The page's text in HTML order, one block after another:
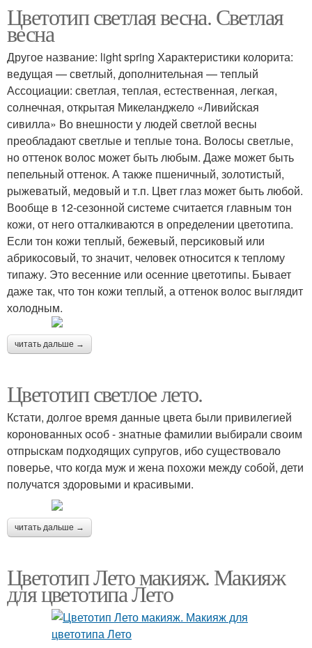
Цветотип светлая весна. Светлая
весна
Другое название: light spring Характеристики колорита:
ведущая — светлый, дополнительная — теплый
Ассоциации: светлая, теплая, естественная, легкая,
солнечная, открытая Микеланджело «Ливийская
сивилла» Во внешности у людей светлой весны
преобладают светлые и теплые тона. Волосы светлые,
но оттенок волос может быть любым. Даже может быть
пепельный оттенок. А также пшеничный, золотистый,
рыжеватый, медовый и т.п. Цвет глаз может быть любой.
Вообще в 12-сезонной системе считается главным тон
кожи, от него отталкиваются в определении цветотипа.
Если тон кожи теплый, бежевый, персиковый или
абрикосовый, то значит, человек относится к теплому
типажу. Это весенние или осенние цветотипы. Бывает
даже так, что тон кожи теплый, а оттенок волос выглядит
холодным.
читать дальше →
Цветотип светлое лето.
Кстати, долгое время данные цвета были привилегией
коронованных особ - знатные фамилии выбирали своим
отпрыскам подходящих супругов, ибо существовало
поверье, что когда муж и жена похожи между собой, дети
получатся здоровыми и красивыми.
читать дальше →
Цветотип Лето макияж. Макияж
для цветотипа Лето